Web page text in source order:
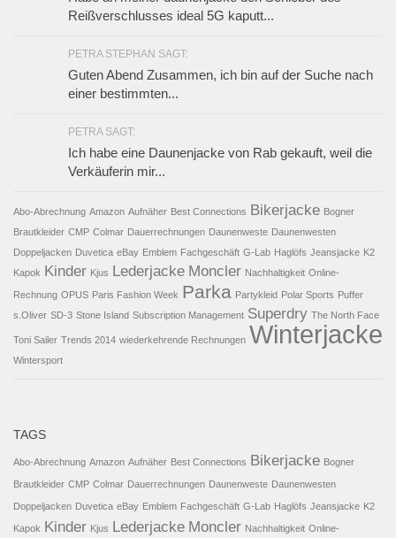
Reißverschlusses ideal 5G kaputt...
PETRA STEPHAN SAGT:
Guten Abend Zusammen, ich bin auf der Suche nach
einer bestimmten...
PETRA SAGT:
Ich habe eine Daunenjacke von Rab gekauft, weil die
Verkäuferin mir...
Abo-Abrechnung Amazon Aufnäher Best Connections Bikerjacke Bogner
Brautkleider CMP Colmar Dauerrechnungen Daunenweste Daunenwesten
Doppeljacken Duvetica eBay Emblem Fachgeschäft G-Lab Haglöfs Jeansjacke K2
Kapok Kinder Kjus Lederjacke Moncler Nachhaltigkeit Online-
Rechnung OPUS Paris Fashion Week Parka Partykleid Polar Sports Puffer
s.Oliver SD-3 Stone Island Subscription Management Superdry The North Face
Toni Sailer Trends 2014 wiederkehrende Rechnungen Winterjacke
Wintersport
TAGS
Abo-Abrechnung Amazon Aufnäher Best Connections Bikerjacke Bogner
Brautkleider CMP Colmar Dauerrechnungen Daunenweste Daunenwesten
Doppeljacken Duvetica eBay Emblem Fachgeschäft G-Lab Haglöfs Jeansjacke K2
Kapok Kinder Kjus Lederjacke Moncler Nachhaltigkeit Online-